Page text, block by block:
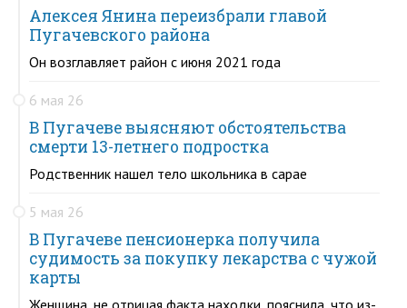
Алексея Янина переизбрали главой
Пугачевского района
Он возглавляет район с июня 2021 года
6 мая 26
В Пугачеве выясняют обстоятельства
смерти 13-летнего подростка
Родственник нашел тело школьника в сарае
5 мая 26
В Пугачеве пенсионерка получила
судимость за покупку лекарства с чужой
карты
Женщина, не отрицая факта находки, пояснила, что из-